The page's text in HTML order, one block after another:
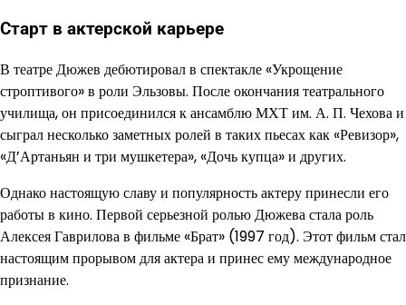
Старт в актерской карьере
В театре Дюжев дебютировал в спектакле «Укрощение
строптивого» в роли Эльзовы. После окончания театрального
училища, он присоединился к ансамблю МХТ им. А. П. Чехова и
сыграл несколько заметных ролей в таких пьесах как «Ревизор»,
«Д’Артаньян и три мушкетера», «Дочь купца» и других.
Однако настоящую славу и популярность актеру принесли его
работы в кино. Первой серьезной ролью Дюжева стала роль
Алексея Гаврилова в фильме «Брат» (1997 год). Этот фильм стал
настоящим прорывом для актера и принес ему международное
признание.